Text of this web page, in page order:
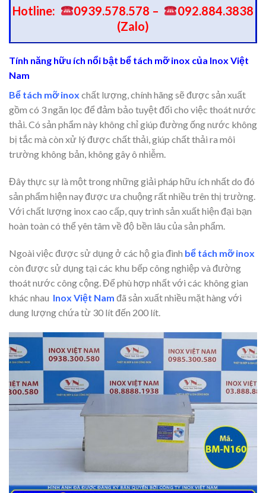
Hotline: 0939.578.578 –
092.884.3838
(Zalo)
Tính năng hữu ích nổi bật bể tách mỡ inox của Inox Việt
Nam
Bể tách mỡ inox chất lượng, chính hãng sẽ được sản xuất
gồm có 3 ngăn lọc để đảm bảo tuyệt đối cho việc thoát nước
thải. Có sản phẩm này không chỉ giúp đường ống nước không
bị tắc mà còn xử lý được chất thải, giúp chất thải ra môi
trường không bản, không gây ô nhiễm.
Đây thực sự là một trong những giải pháp hữu ích nhất do đó
sản phẩm hiện nay được ưa chuộng rất nhiều trên thị trường.
Với chất lượng inox cao cấp, quy trình sản xuất hiện đại bạn
hoàn toàn có thể yên tâm về độ bền lâu của sản phẩm.
Ngoài việc được sử dụng ở các hộ gia đình bể tách mỡ inox
còn được sử dụng tại các khu bếp công nghiệp và đường
thoát nước công cộng. Để phù hợp nhất với các không gian
khác nhau Inox Việt Nam đã sản xuất nhiều mặt hàng với
dung lượng chứa từ 30 lít đến 200 lít.